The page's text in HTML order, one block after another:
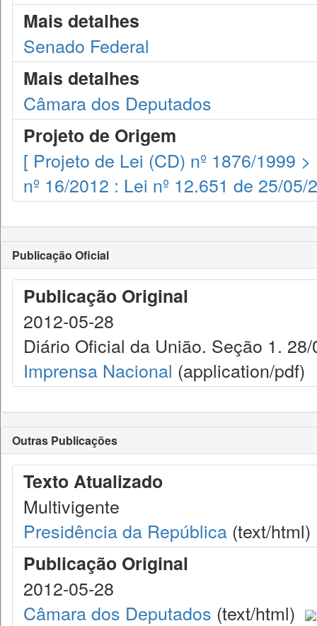
Mais detalhes
Senado Federal
Mais detalhes
Câmara dos Deputados
Projeto de Origem
[ Projeto de Lei (CD) nº 1876/1999
nº 16/2012 : Lei nº 12.651 de 25/05/
Publicação Oficial
Publicação Original
2012-05-28
Diário Oficial da União. Seção 1.
Imprensa Nacional (application/pdf)
Outras Publicações
Texto Atualizado
Multivigente
Presidência da República (text/html)
Publicação Original
2012-05-28
Câmara dos Deputados (text/html)